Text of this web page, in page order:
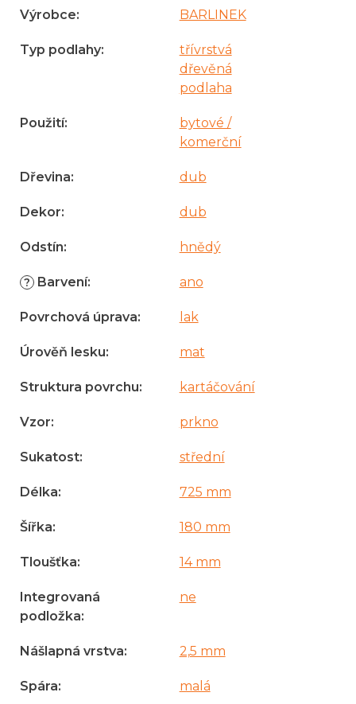
Výrobce: BARLINEK
Typ podlahy:
třívrstvá
dřevěná
podlaha
Použití:
bytové /
komerční
Dřevina: dub
Dekor: dub
Odstín: hnědý
? Barvení: ano
Povrchová úprava: lak
Úrověň lesku: mat
Struktura povrchu: kartáčování
Vzor: prkno
Sukatost: střední
Délka: 725 mm
Šířka: 180 mm
Tloušťka: 14 mm
Integrovaná
podložka:
ne
Nášlapná vrstva: 2,5 mm
Spára: malá